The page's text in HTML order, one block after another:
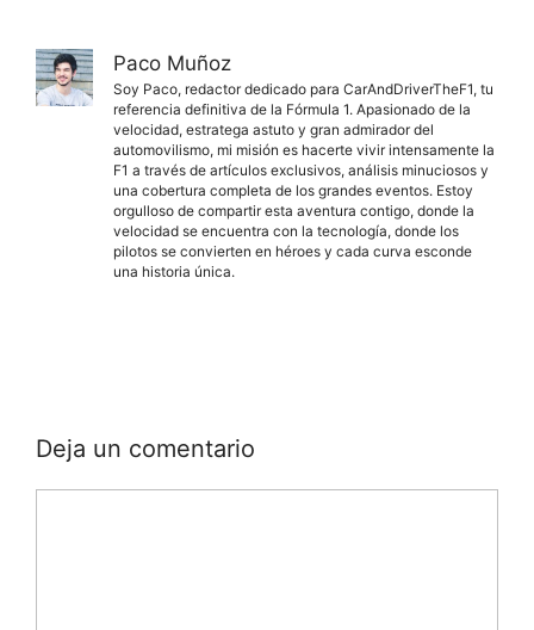
Paco Muñoz
Soy Paco, redactor dedicado para CarAndDriverTheF1, tu
referencia definitiva de la Fórmula 1. Apasionado de la
velocidad, estratega astuto y gran admirador del
automovilismo, mi misión es hacerte vivir intensamente la
F1 a través de artículos exclusivos, análisis minuciosos y
una cobertura completa de los grandes eventos. Estoy
orgulloso de compartir esta aventura contigo, donde la
velocidad se encuentra con la tecnología, donde los
pilotos se convierten en héroes y cada curva esconde
una historia única.
Deja un comentario